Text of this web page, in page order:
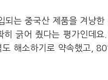
되는 중국산 제품을 겨냥
긁어 줬다는 평가인데
해소하기로 약속했고,